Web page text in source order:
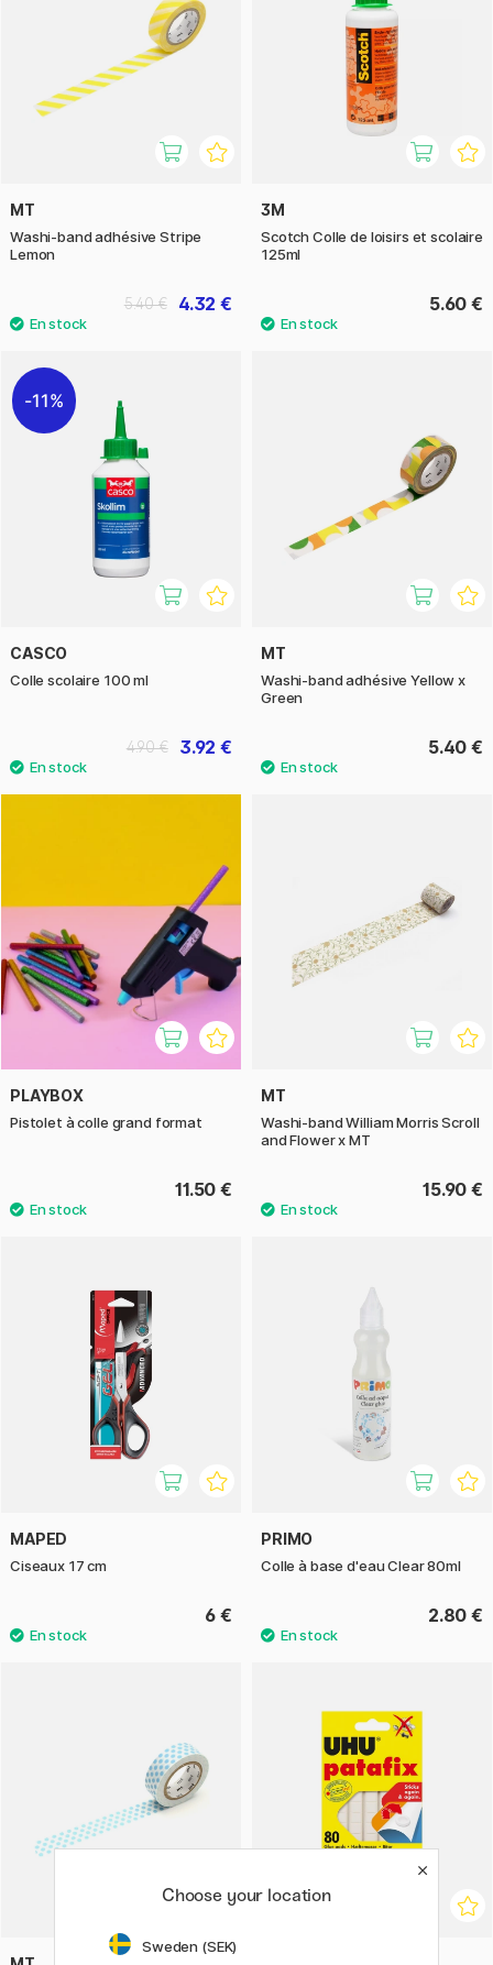
MT
Washi-band adhésive Stripe
Lemon
4.32 €
5.40 €
3M
Scotch Colle de loisirs et scolaire
125ml
5.60 €
11%
CASCO
Colle scolaire 100 ml
3.92 €
4.90 €
MT
Washi-band adhésive Yellow x
Green
5.40 €
PLAYBOX
Pistolet à colle grand format
11.50 €
MT
Washi-band William Morris Scroll
and Flower x MT
15.90 €
MAPED
Ciseaux 17 cm
6 €
PRIMO
Colle à base d'eau Clear 80ml
2.80 €
Choose your location
Sweden (SEK)